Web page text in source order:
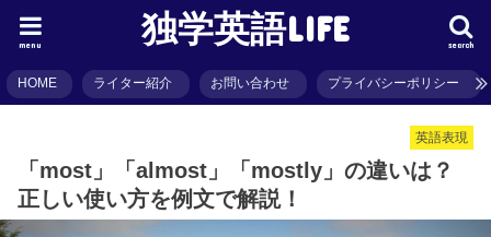
独学英語LIFE search
menu
HOME ライター紹介 お問い合わせ プライバシーポリシー
英語表現
「most」「almost」「mostly」の違いは？
正しい使い方を例文で解説！